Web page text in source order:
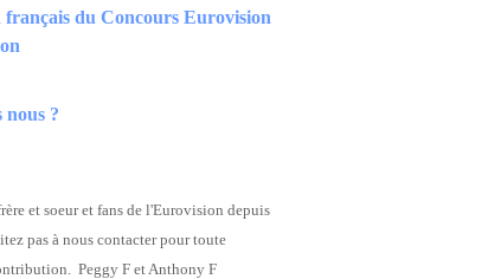
français du Concours Eurovision
nous ?
et soeur et fans de l'Eurovision depuis
pas à nous contacter pour toute
Peggy F et Anthony F